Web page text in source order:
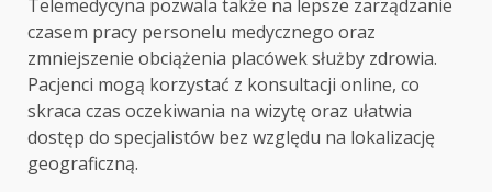
Telemedycyna pozwala także na lepsze zarządzanie
czasem pracy personelu medycznego oraz
zmniejszenie obciążenia placówek służby zdrowia.
Pacjenci mogą korzystać z konsultacji online, co
skraca czas oczekiwania na wizytę oraz ułatwia
dostęp do specjalistów bez względu na lokalizację
geograficzną.